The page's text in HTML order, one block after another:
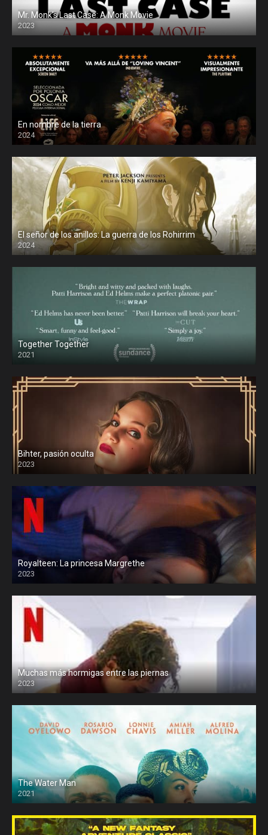
Mr. Monk’s Last Case: A Monk Movie
2023
En nombre de la tierra
2024
El señor de los anillos: La guerra de los Rohirrim
2024
Together Together
2021
Bihter, pasión oculta
2023
Royalteen: La princesa Margrethe
2023
Muchas más hormigas entre las piernas
2023
The Water Man
2021